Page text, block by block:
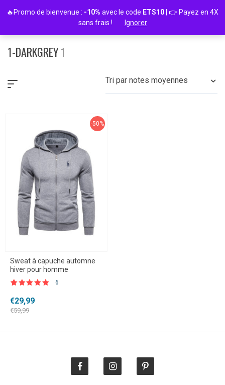
1-DARKGREY 1
Tri par notes moyennes
-50%
Sweat à capuche automne
hiver pour homme
sur
notations
client
6
€59,99
Le
prix
€29,99
Le
prix
🔥Promo de bienvenue : -10% avec le code ETS10 | 👉 Payez en 4X
sans frais !
Ignorer